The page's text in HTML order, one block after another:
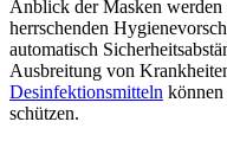
Anblick der Masken werden
herrschenden
automatisch
Ausbreitung von
Desinfektionsmitteln
schützen.